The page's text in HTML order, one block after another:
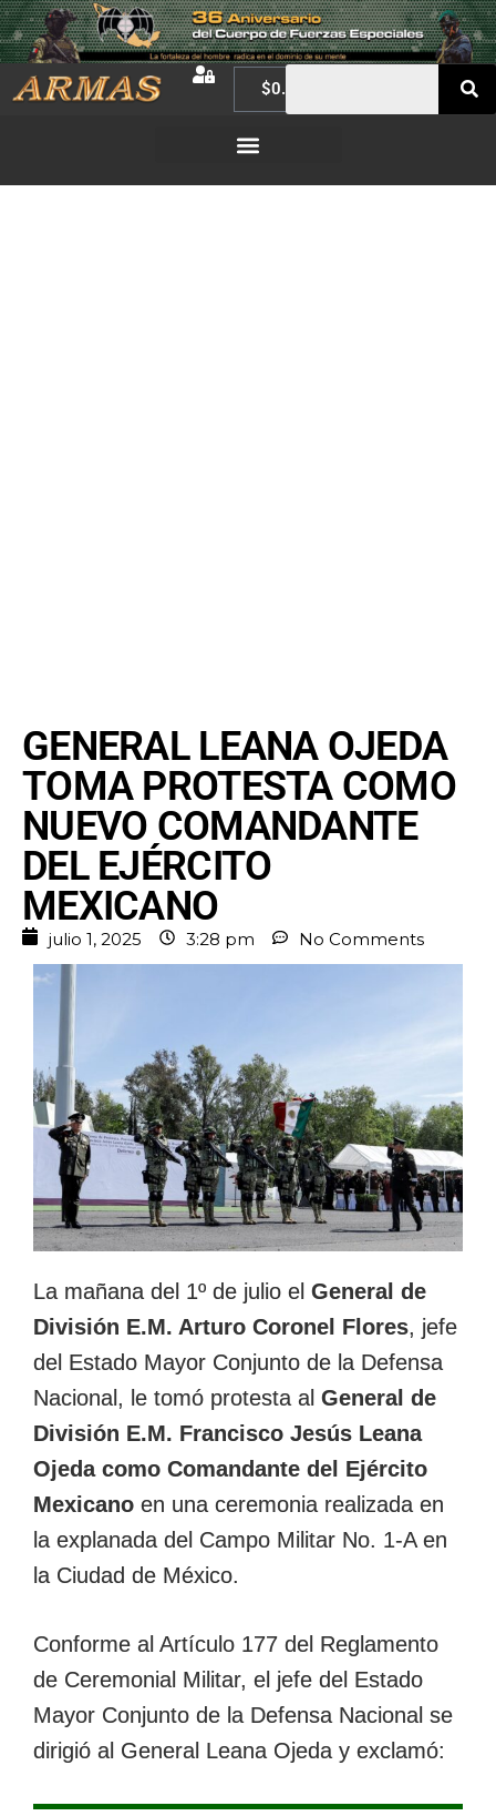
$0.00
GENERAL LEANA OJEDA
TOMA PROTESTA COMO
NUEVO COMANDANTE
DEL EJÉRCITO
MEXICANO
julio 1, 2025 3:28 pm No Comments
La mañana del 1º de julio el General de
División E.M. Arturo Coronel Flores, jefe
del Estado Mayor Conjunto de la Defensa
Nacional, le tomó protesta al General de
División E.M. Francisco Jesús Leana
Ojeda como Comandante del Ejército
Mexicano en una ceremonia realizada en
la explanada del Campo Militar No. 1-A en
la Ciudad de México.
Conforme al Artículo 177 del Reglamento
de Ceremonial Militar, el jefe del Estado
Mayor Conjunto de la Defensa Nacional se
dirigió al General Leana Ojeda y exclamó: